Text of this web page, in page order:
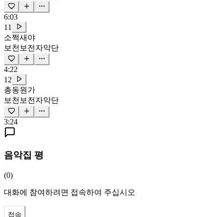
6:03
11
소쩍새야
보천보전자악단
4:22
12
총동원가
보천보전자악단
3:24
음악집 평
(0)
대화에 참여하려면 접속하여 주십시오
접속